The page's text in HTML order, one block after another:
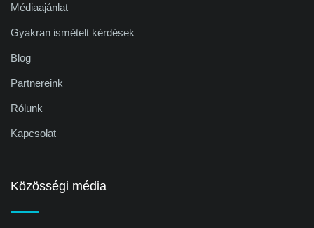
Médiaajánlat
Gyakran ismételt kérdések
Blog
Partnereink
Rólunk
Kapcsolat
Közösségi média